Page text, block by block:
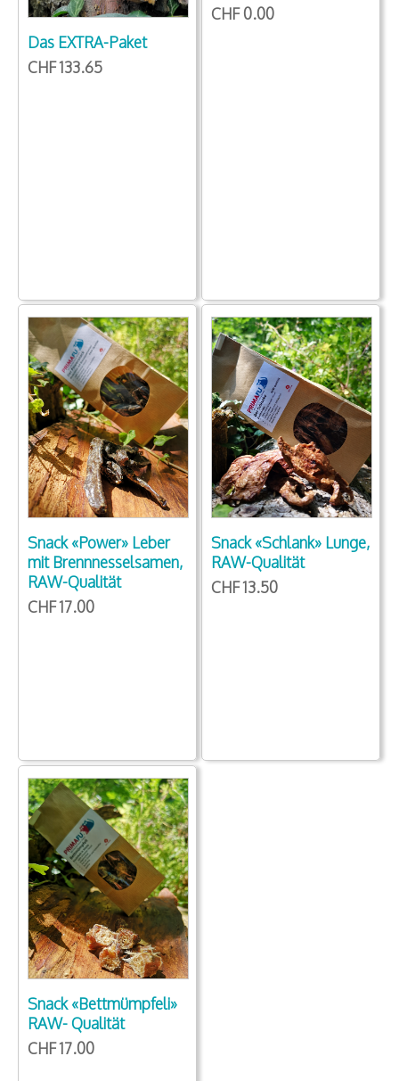
Das EXTRA-Paket
CHF 133.65
CHF 0.00
Snack «Power» Leber
mit Brennnesselsamen,
RAW-Qualität
CHF 17.00
Snack «Schlank» Lunge,
RAW-Qualität
CHF 13.50
Snack «Bettmümpfeli»
RAW- Qualität
CHF 17.00